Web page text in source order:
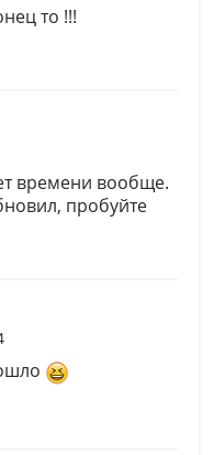
то !!!
времени вообще.
пробуйте